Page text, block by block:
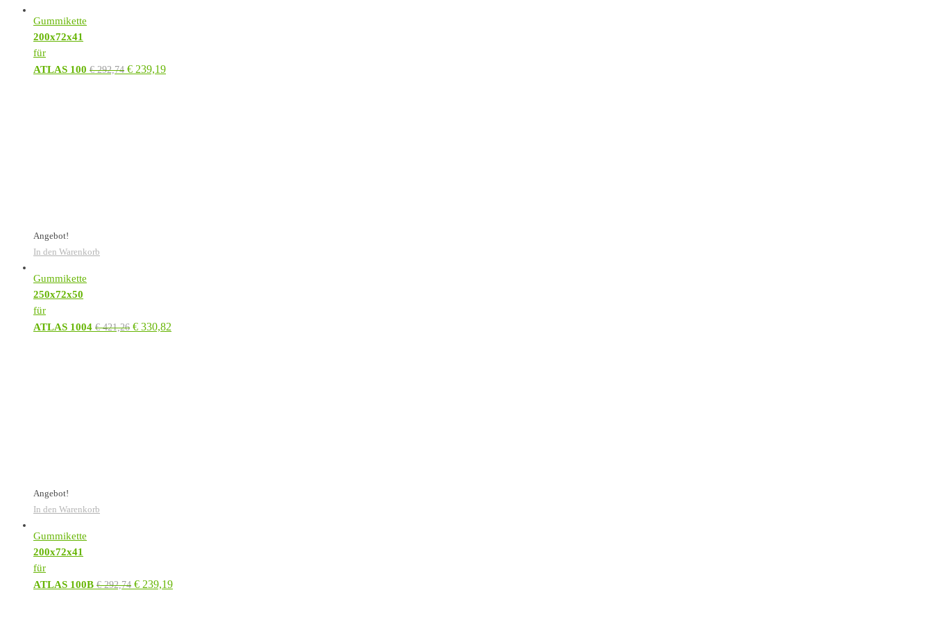
Gummikette
200x72x41
für
ATLAS 100 €292,74 € 239,19
Angebot!
In den Warenkorb
Gummikette
250x72x50
für
ATLAS 1004 €421,26 € 330,82
Angebot!
In den Warenkorb
Gummikette
200x72x41
für
ATLAS 100B €292,74 € 239,19